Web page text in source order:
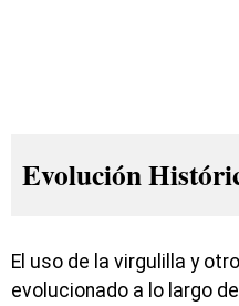
Evolución
El uso de la virgulilla y
evolucionado a lo largo del